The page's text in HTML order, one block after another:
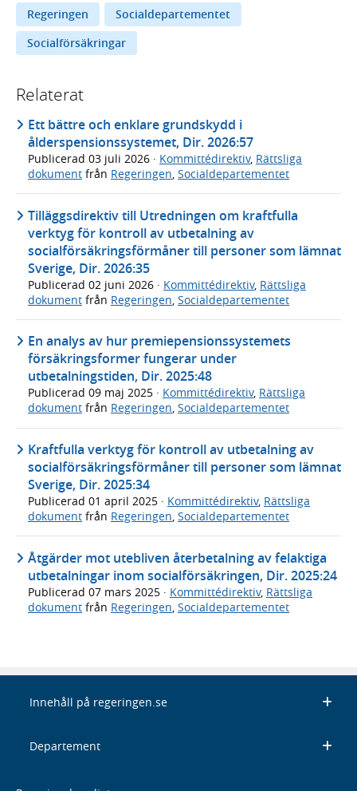
Regeringen
Socialdepartementet
Socialförsäkringar
Relaterat
Ett bättre och enklare grundskydd i
ålderspensionssystemet, Dir. 2026:57
Publicerad 03 juli 2026 · Kommittédirektiv, Rättsliga
dokument från Regeringen, Socialdepartementet
Tilläggsdirektiv till Utredningen om kraftfulla
verktyg för kontroll av utbetalning av
socialförsäkringsförmåner till personer som lämnat
Sverige, Dir. 2026:35
Publicerad 02 juni 2026 · Kommittédirektiv, Rättsliga
dokument från Regeringen Socialdepartementet
En analys av hur premiepensionssystemets
försäkringsformer fungerar under
utbetalningstiden, Dir. 2025:48
Publicerad 09 maj 2025 · Kommittédirektiv, Rättsliga
dokument från Regeringen, Socialdepartementet
Kraftfulla verktyg för kontroll av utbetalning av
socialförsäkringsförmåner till personer som lämnat
Sverige, Dir. 2025:34
Publicerad 01 april 2025 · Kommittédirektiv, Rättsliga
dokument från Regeringen, Socialdepartementet
Åtgärder mot utebliven återbetalning av felaktiga
utbetalningar inom socialförsäkringen, Dir. 2025:24
Publicerad 07 mars 2025 · Kommittédirektiv, Rättsliga
dokument från Regeringen Socialdepartementet
Innehåll på regeringen.se
Departement